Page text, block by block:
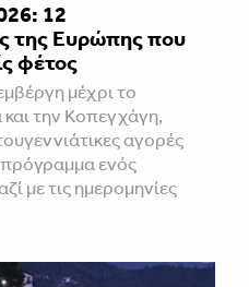
12
της Ευρώπης που
φέτος
μέχρι το
την Κοπεγχάγη,
αγορές
πρόγραμμα ενός
με τις ημερομηνίες